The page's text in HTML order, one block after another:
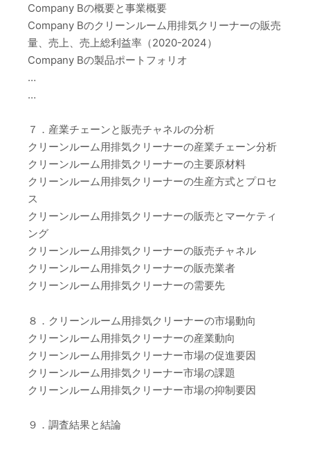
Company Bの概要と事業概要
Company Bのクリーンルーム用排気クリーナーの販売
量、売上、売上総利益率（2020-2024）
Company Bの製品ポートフォリオ
…
…
７．産業チェーンと販売チャネルの分析
クリーンルーム用排気クリーナーの産業チェーン分析
クリーンルーム用排気クリーナーの主要原材料
クリーンルーム用排気クリーナーの生産方式とプロセ
ス
クリーンルーム用排気クリーナーの販売とマーケティ
ング
クリーンルーム用排気クリーナーの販売チャネル
クリーンルーム用排気クリーナーの販売業者
クリーンルーム用排気クリーナーの需要先
８．クリーンルーム用排気クリーナーの市場動向
クリーンルーム用排気クリーナーの産業動向
クリーンルーム用排気クリーナー市場の促進要因
クリーンルーム用排気クリーナー市場の課題
クリーンルーム用排気クリーナー市場の抑制要因
９．調査結果と結論